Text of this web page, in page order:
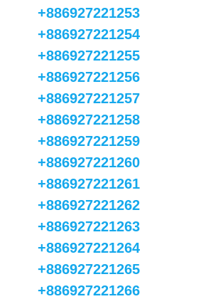
+886927221253
+886927221254
+886927221255
+886927221256
+886927221257
+886927221258
+886927221259
+886927221260
+886927221261
+886927221262
+886927221263
+886927221264
+886927221265
+886927221266